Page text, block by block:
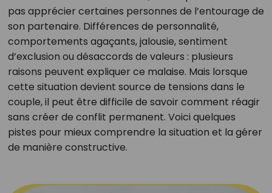
pas apprécier certaines personnes de l’entourage de
son partenaire. Différences de personnalité,
comportements agaçants, jalousie, sentiment
d’exclusion ou désaccords de valeurs : plusieurs
raisons peuvent expliquer ce malaise. Mais lorsque
cette situation devient source de tensions dans le
couple, il peut être difficile de savoir comment réagir
sans créer de conflit permanent. Voici quelques
pistes pour mieux comprendre la situation et la gérer
de manière constructive.